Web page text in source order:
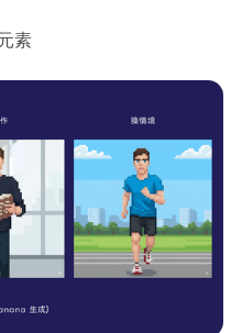
素